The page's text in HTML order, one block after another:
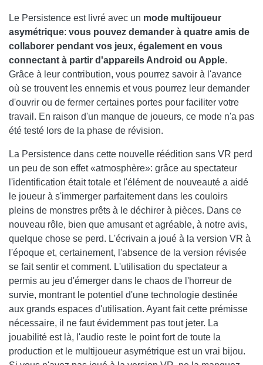
Le Persistence est livré avec un mode multijoueur
asymétrique: vous pouvez demander à quatre amis de
collaborer pendant vos jeux, également en vous
connectant à partir d'appareils Android ou Apple.
Grâce à leur contribution, vous pourrez savoir à l'avance
où se trouvent les ennemis et vous pourrez leur demander
d'ouvrir ou de fermer certaines portes pour faciliter votre
travail. En raison d'un manque de joueurs, ce mode n'a pas
été testé lors de la phase de révision.
La Persistence dans cette nouvelle réédition sans VR perd
un peu de son effet «atmosphère»: grâce au spectateur
l'identification était totale et l'élément de nouveauté a aidé
le joueur à s'immerger parfaitement dans les couloirs
pleins de monstres prêts à le déchirer à pièces. Dans ce
nouveau rôle, bien que amusant et agréable, à notre avis,
quelque chose se perd. L'écrivain a joué à la version VR à
l'époque et, certainement, l'absence de la version révisée
se fait sentir et comment. L'utilisation du spectateur a
permis au jeu d'émerger dans le chaos de l'horreur de
survie, montrant le potentiel d'une technologie destinée
aux grands espaces d'utilisation. Ayant fait cette prémisse
nécessaire, il ne faut évidemment pas tout jeter. La
jouabilité est là, l'audio reste le point fort de toute la
production et le multijoueur asymétrique est un vrai bijou.